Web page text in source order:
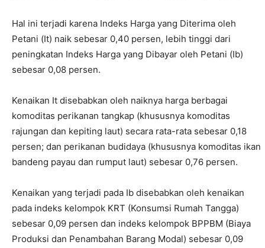
Hal ini terjadi karena Indeks Harga yang Diterima oleh
Petani (It) naik sebesar 0,40 persen, lebih tinggi dari
peningkatan Indeks Harga yang Dibayar oleh Petani (Ib)
sebesar 0,08 persen.
Kenaikan It disebabkan oleh naiknya harga berbagai
komoditas perikanan tangkap (khususnya komoditas
rajungan dan kepiting laut) secara rata-rata sebesar 0,18
persen; dan perikanan budidaya (khususnya komoditas ikan
bandeng payau dan rumput laut) sebesar 0,76 persen.
Kenaikan yang terjadi pada Ib disebabkan oleh kenaikan
pada indeks kelompok KRT (Konsumsi Rumah Tangga)
sebesar 0,09 persen dan indeks kelompok BPPBM (Biaya
Produksi dan Penambahan Barang Modal) sebesar 0,09